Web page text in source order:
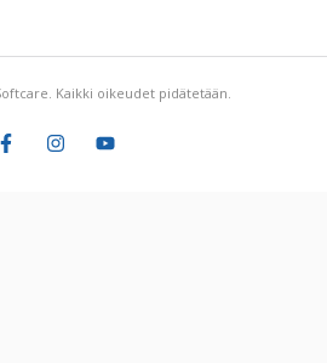
Kaikki oikeudet pidätetään.